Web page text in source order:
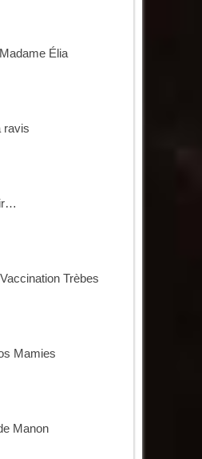
Élia
ravis
Trèbes
Mamies
Manon